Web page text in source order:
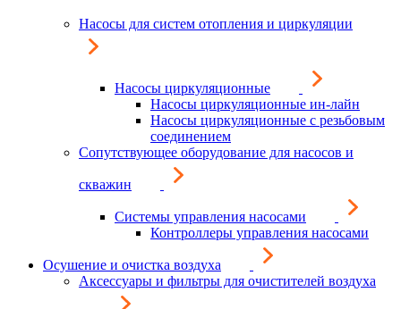
Насосы для систем отопления и циркуляции
Насосы циркуляционные
Насосы циркуляционные ин-лайн
Насосы циркуляционные с резьбовым
соединением
Сопутствующее оборудование для насосов и
скважин
Системы управления насосами
Контроллеры управления насосами
Осушение и очистка воздуха
Аксессуары и фильтры для очистителей воздуха